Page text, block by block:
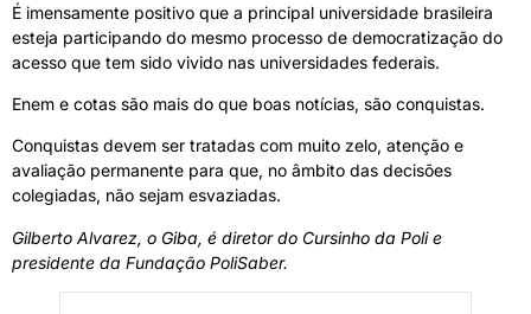
É imensamente positivo que a principal universidade brasileira
esteja participando do mesmo processo de democratização do
acesso que tem sido vivido nas universidades federais.
Enem e cotas são mais do que boas notícias, são conquistas.
Conquistas devem ser tratadas com muito zelo, atenção e
avaliação permanente para que, no âmbito das decisões
colegiadas, não sejam esvaziadas.
Gilberto Alvarez, o Giba, é diretor do Cursinho da Poli e
presidente da Fundação PoliSaber.